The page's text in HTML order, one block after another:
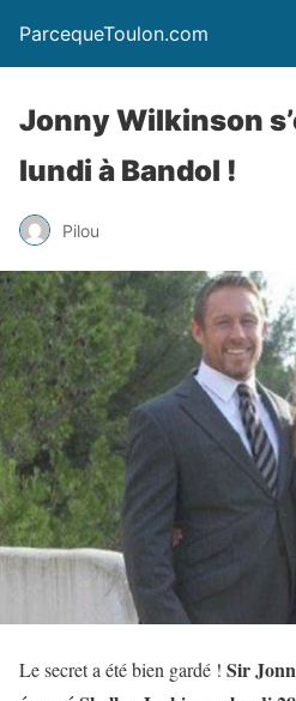
ParcequeToulon.com
Jonny Wilkinson
lundi à Bandol !
Pilou
Le secret a été bien gardé ! Sir